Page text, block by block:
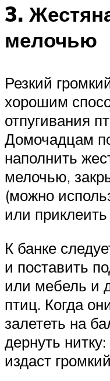
3.
мелочью
Резкий
хорошим
отпугивания
Домочадцам
наполнить
мелочью,
(можно
или
К банке
и поставить
или мебель и
птиц. Когда
залететь на
дернуть
издаст